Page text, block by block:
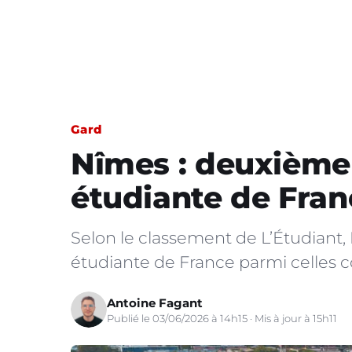
Gard
Nîmes :
étudiante de
Selon le classement de
étudiante de France parmi celles
Antoine Fagant
Publié le 03/06/2026 à 14h15 · Mis à jour à 15h11